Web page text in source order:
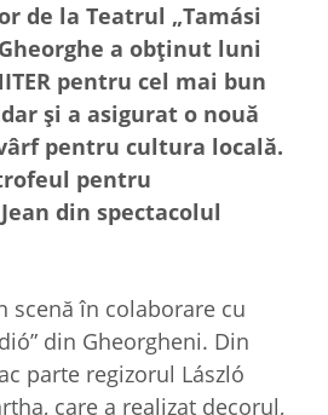
de la Teatrul „Tamási
a obținut luni
pentru cel mai bun
și a asigurat o nouă
pentru cultura locală.
pentru
din spectacolul
scenă în colaborare cu
din Gheorgheni. Din
parte regizorul László
care a realizat decorul,